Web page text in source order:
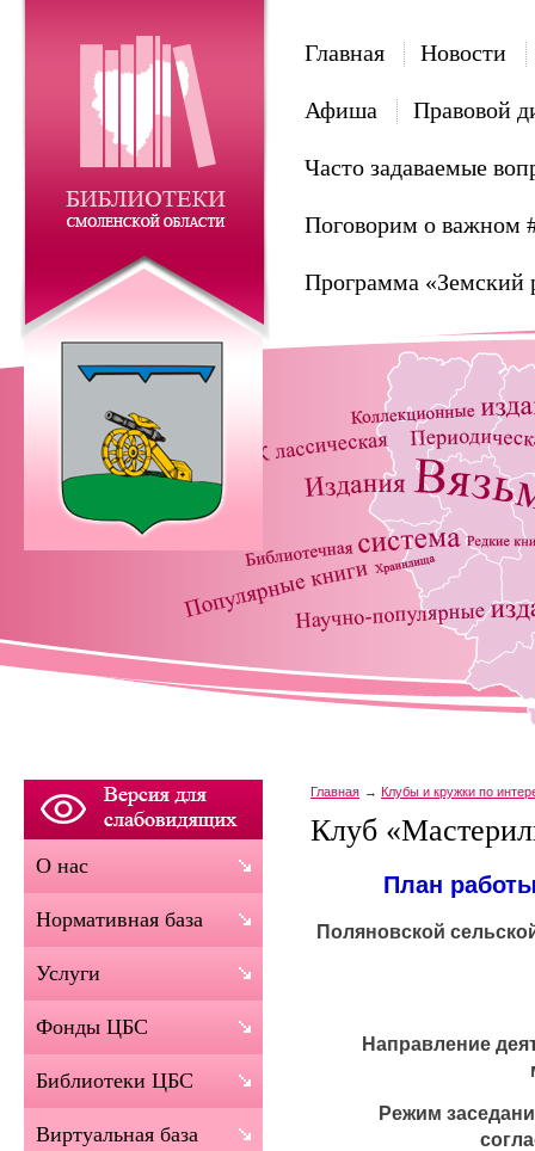
Главная Новости
Афиша Правовой
Часто задаваемые
Поговорим о важном
Программа «Земский
Главная Клубы и кружки по
Клуб
План
Поляновской
Направление
Режим
О нас
Нормативная база
Услуги
Фонды ЦБС
Библиотеки ЦБС
Виртуальная база